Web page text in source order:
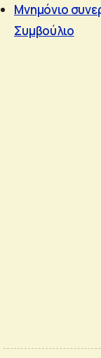
Μνημόνιο
Συμβούλιο